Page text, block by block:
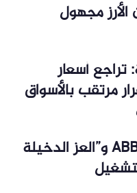
مجهول
أسعار
مرتقب بالأسواق
تعاون مشترك بين شركة ABB و”العز الدخيلة